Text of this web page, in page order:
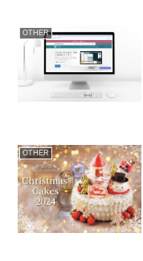
OTHER
OTHER